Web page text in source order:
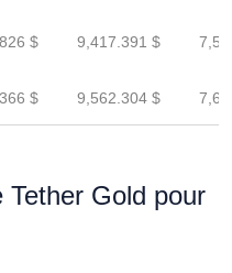
$ 9,417.391 $
$ 9,562.304 $
Tether Gold pour